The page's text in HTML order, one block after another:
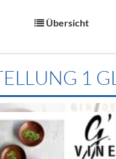
Übersicht
1